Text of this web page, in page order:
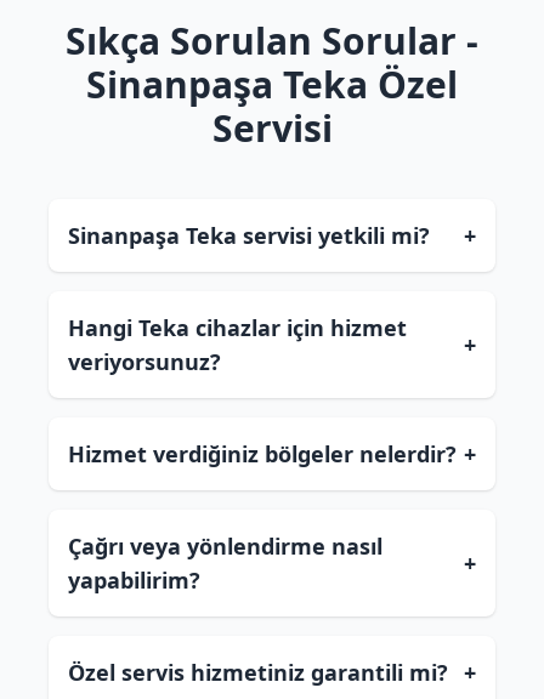
Sıkça Sorulan Sorular -
Sinanpaşa Teka Özel
Servisi
Sinanpaşa Teka servisi yetkili mi? +
Hangi Teka cihazlar için hizmet
veriyorsunuz?
+
Hizmet verdiğiniz bölgeler nelerdir? +
Çağrı veya yönlendirme nasıl
yapabilirim?
+
Özel servis hizmetiniz garantili mi? +